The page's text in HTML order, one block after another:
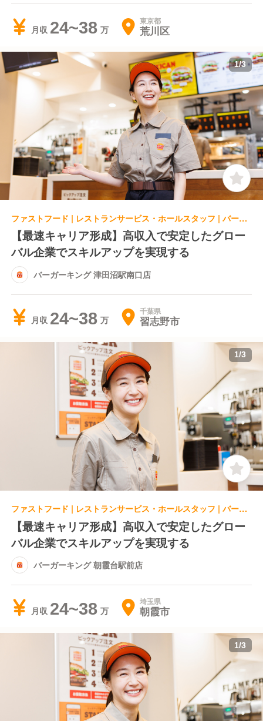
月収 24~38 東京都
荒川区
1/3
ファストフード | レストランサービス・ホールスタッフ | バーガーキング 津田沼駅南口店
【最速キャリア形成】高収入で安定したグロー
バル企業でスキルアップを実現する
バーガーキング 津田沼駅南口店
月収 24~38 千葉県
習志野市
1/3
ファストフード | レストランサービス・ホールスタッフ | バーガーキング 朝霞台駅前店
【最速キャリア形成】高収入で安定したグロー
バル企業でスキルアップを実現する
バーガーキング 朝霞台駅前店
月収 24~38 埼玉県
朝霞市
1/3